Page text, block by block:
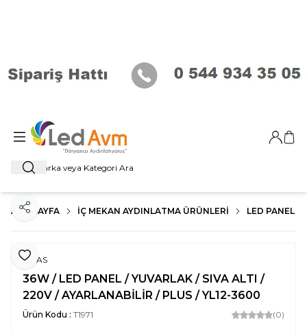
Ara
Giriş
ANA SAYFA İÇ MEKAN AYDINLATMA ÜRÜNLERI LED PANEL
Favoriye Ekle
Paylaş
NOAS
36W / LED PANEL / YUVARLAK / SIVA ALTI /
220V / AYARLANABİLİR / PLUS / YL12-3600
Ürün Kodu : T1971 (0)